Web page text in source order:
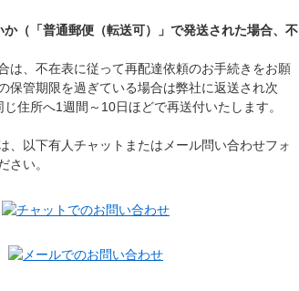
（「普通郵便（転送可）」で発送された場合、不
は、不在表に従って再配達依頼のお手続きをお願
保管期限を過ぎている場合は弊社に返送され次
住所へ1週間～10日ほどで再送付いたします。
、以下有人チャットまたはメール問い合わせフォ
さい。